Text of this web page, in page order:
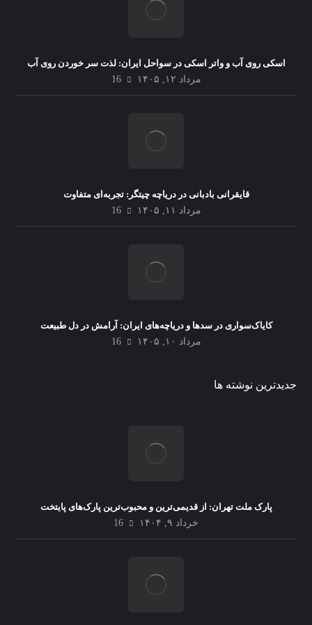
اسکی روی آب و واتر اسکی در سواحل ایران: لذت سر خوردن روی آب
مرداد ۱۲, ۱۴۰۵
16
قایقرانی بادبانی در دریاچه چیتگر: تجربه‌ای متفاوت
مرداد ۱۱, ۱۴۰۵
16
کایاک‌سواری در سدها و دریاچه‌های ایران: آرامش در دل طبیعت
مرداد ۱۰, ۱۴۰۵
16
جدیدترین نوشته ها
پارک ملت تهران: از قدیمی‌ترین و محبوب‌ترین پارک‌های پایتخت
خرداد ۹, ۱۴۰۴
16